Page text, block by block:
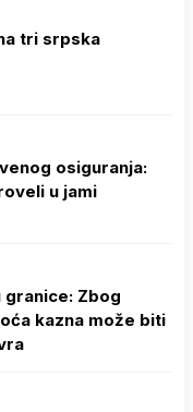
tri srpska
osiguranja:
u jami
Zbog
kazna može biti